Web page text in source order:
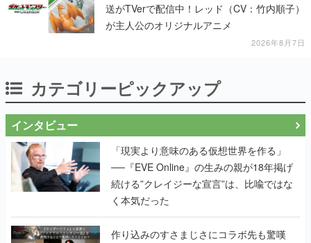
送がTVerで配信中！レッド（CV：竹内順子）
が主人公のオリジナルアニメ
2026年8月7日
カテゴリーピックアップ
インタビュー
「現実より意味のある仮想世界を作る」
──『EVE Online』の生みの親が18年掲げ
続ける”クレイジーな宣言”は、比喩ではな
く本気だった
作り込みのすさまじさにコラボ先も驚嘆